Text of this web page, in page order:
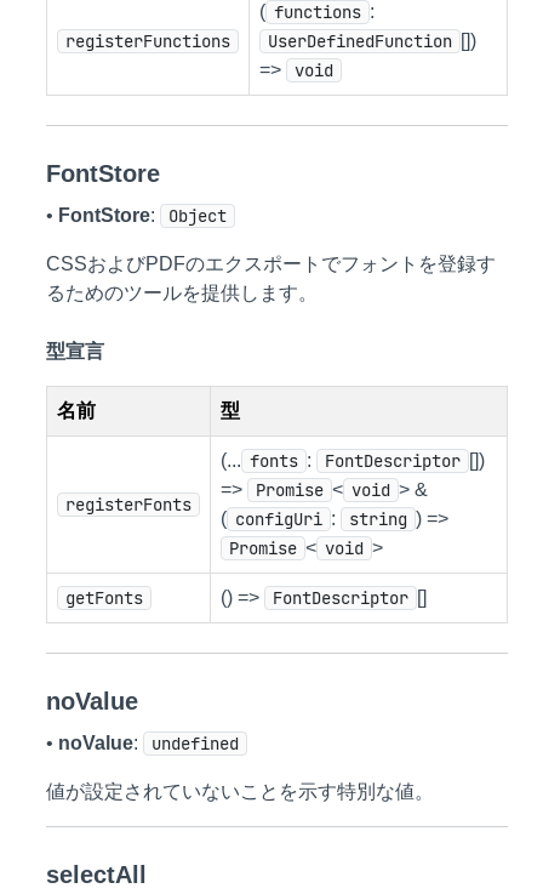
registerFunctions
( functions :
UserDefinedFunction [])
=>
void
FontStore
• FontStore: Object
CSSおよびPDFのエクスポートでフォントを登録す
るためのツールを提供します。
型宣言
名前 型
registerFonts
(... fonts : FontDescriptor [])
=>
Promise < void > &
( configUri : string ) =>
Promise < void >
getFonts () => FontDescriptor []
noValue
• noValue: undefined
値が設定されていないことを示す特別な値。
selectAll